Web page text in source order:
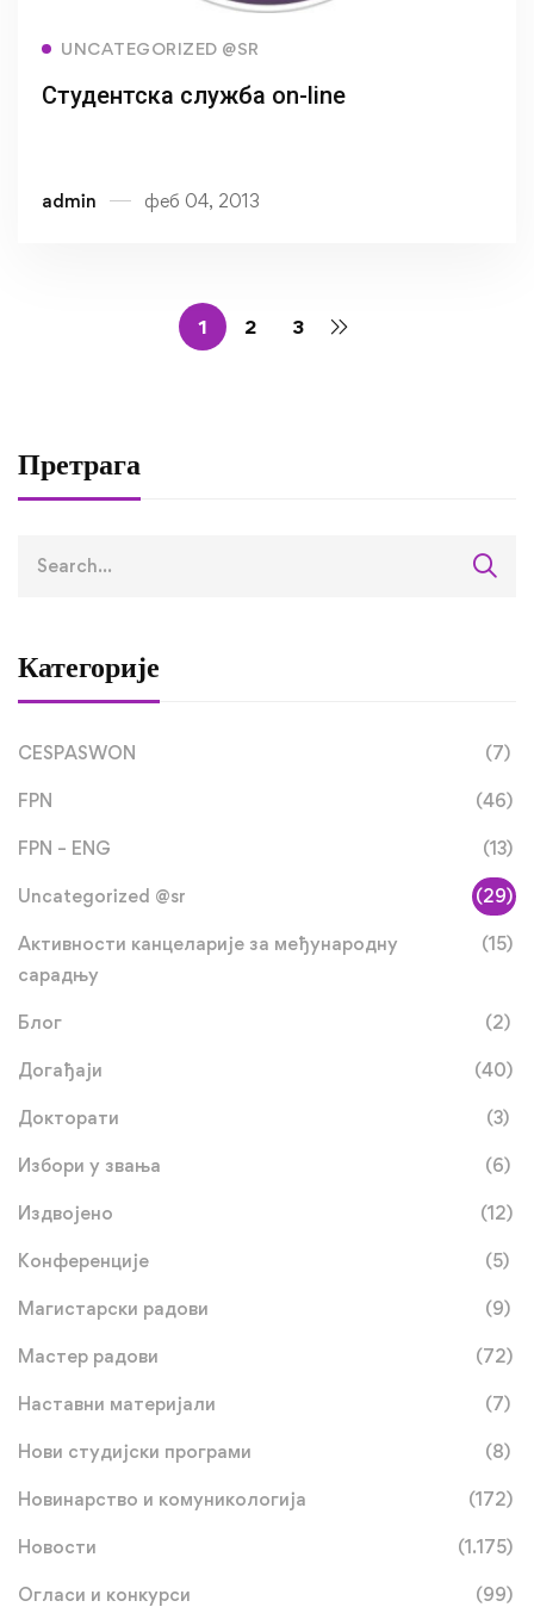
UNCATEGORIZED @SR
Студентска служба on-line
admin феб 04, 2013
1 2 3
Претрага
Категорије
CESPASWON (7)
FPN (46)
FPN – ENG (13)
Uncategorized @sr (29)
Активности канцеларије за међународну
сарадњу
(15)
Блог (2)
Догађаји (40)
Докторати (3)
Избори у звања (6)
Издвојено (12)
Конференције (5)
Магистарски радови (9)
Мастер радови (72)
Наставни материјали (7)
Нови студијски програми (8)
Новинарство и комуникологија (172)
Новости (1.175)
Огласи и конкурси (99)